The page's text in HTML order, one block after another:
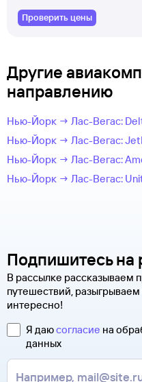
Проверить цены
Другие
направлению
Нью-Йорк → Лас-Вегас:
Нью-Йорк → Лас-Вегас:
Нью-Йорк → Лас-Вегас:
Нью-Йорк → Лас-Вегас:
Подпишитесь на
В рассылке рассказываем
путешествий,
интересно!
Я даюсогласие на
данных